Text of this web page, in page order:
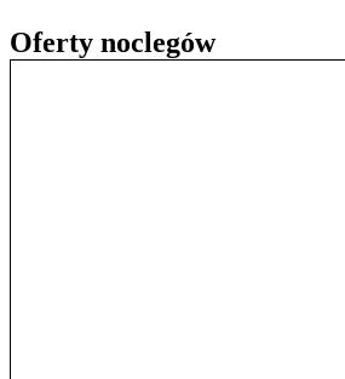
Oferty noclegów